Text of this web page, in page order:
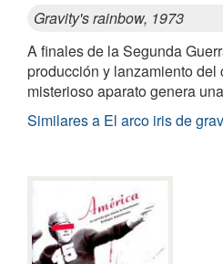
Gravity's rainbow, 1973
A finales de la Segunda
producción y lanzamiento del
misterioso aparato genera
Similares a El arco iris de